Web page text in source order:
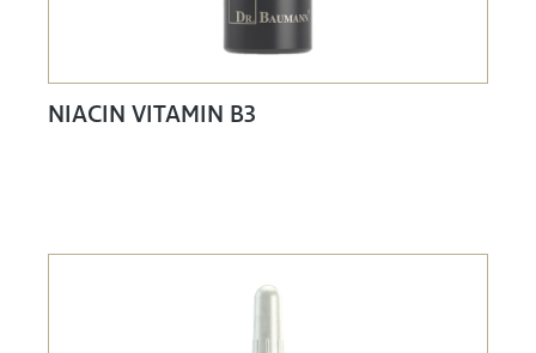
NIACIN VITAMIN B3